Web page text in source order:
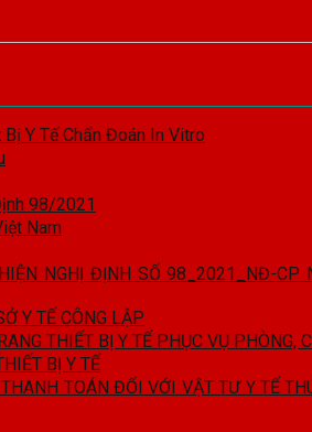
Y Tế Chẩn Đoán In Vitro
98/2021
Nam
NGHỊ ĐỊNH SỐ 98_2021_NĐ-
Y TẾ CÔNG LẬP
THIẾT BỊ Y TẾ PHỤC VỤ PHÒNG,
BỊ Y TẾ
TOÁN ĐỐI VỚI VẬT TƯ Y TẾ